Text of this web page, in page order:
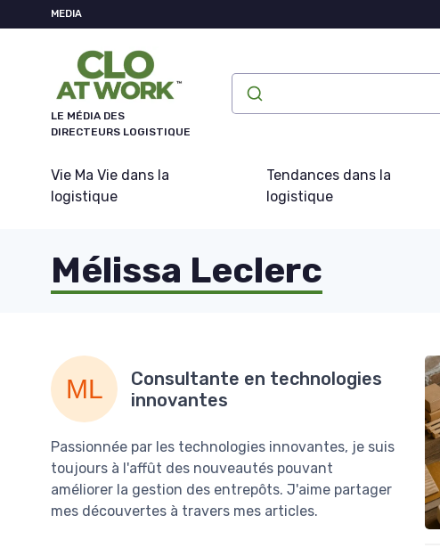
MEDIA
LE MÉDIA DES
DIRECTEURS LOGISTIQUE
Vie Ma Vie dans la
logistique
Tendances dans la
logistique
Mélissa Leclerc
Consultante en technologies
innovantes
Passionnée par les technologies innovantes, je suis
toujours à l'affût des nouveautés pouvant
améliorer la gestion des entrepôts. J'aime partager
mes découvertes à travers mes articles.
Panneau de gestion des cookies